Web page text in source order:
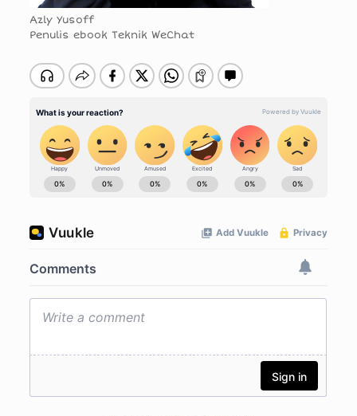
Azly Yusoff
Penulis ebook Teknik WeChat